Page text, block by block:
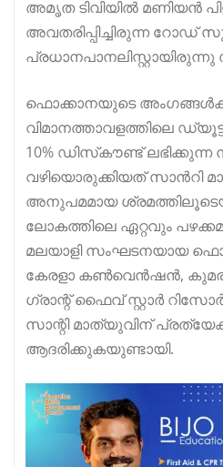
അമൃത ടിവിയിൽ മണിയൻ
അവതരിപ്പിച്ചിരുന്ന റോഡ്
പ്രധാനപാനലിസ്റ്റായിരുന്നു
ഫൊക്കാനയുടെ
വിമാനത്താവളത്തിലെ
10% ഡിസ്‌കൗണ്ട്
വഴിയൊരുക്കിയത് സാൻറി
അനുപമമായ
ലോകത്തിലെ ഏറ്റവും
മലയാളി സംഘടനയായ
കേരളാ കൺവെൻഷൻ,
ഗ്രാന്റ് ഫൈവ് സ്റ്റാർ
സാന്റി മാത്യുവിന്
ആദരിക്കുകയുണ്ടായി.